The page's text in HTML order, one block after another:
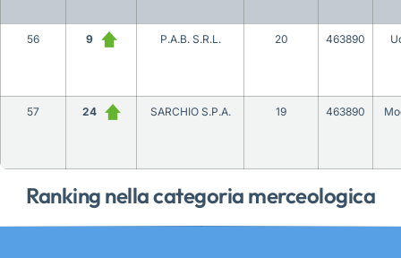
Ranking nella categoria merceologica
56 9 P.A.B. S.R.L. 20 463890
57 24 SARCHIO S.P.A. 19 463890